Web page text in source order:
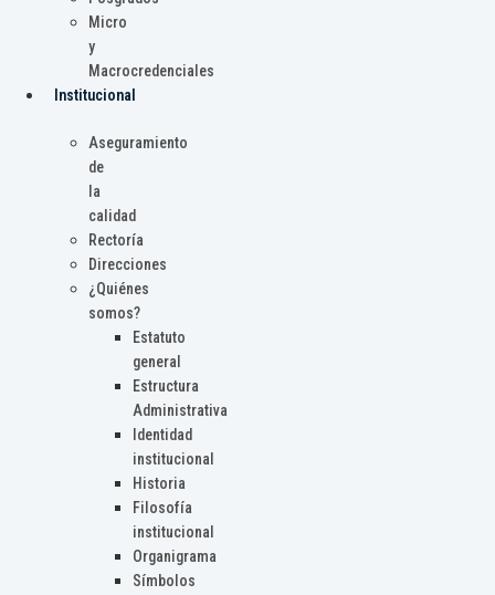
Micro
y
Macrocredenciales
Institucional
Aseguramiento
de
la
calidad
Rectoría
Direcciones
¿Quiénes
somos?
Estatuto
general
Estructura
Administrativa
Identidad
institucional
Historia
Filosofía
institucional
Organigrama
Símbolos